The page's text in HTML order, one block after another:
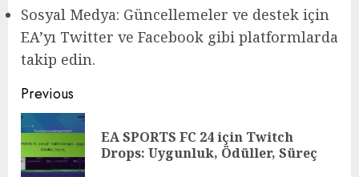
Sosyal Medya: Güncellemeler ve destek için
EA’yı Twitter ve Facebook gibi platformlarda
takip edin.
Post
navigation
Previous
EA SPORTS FC 24 için Twitch
Drops: Uygunluk, Ödüller, Süreç